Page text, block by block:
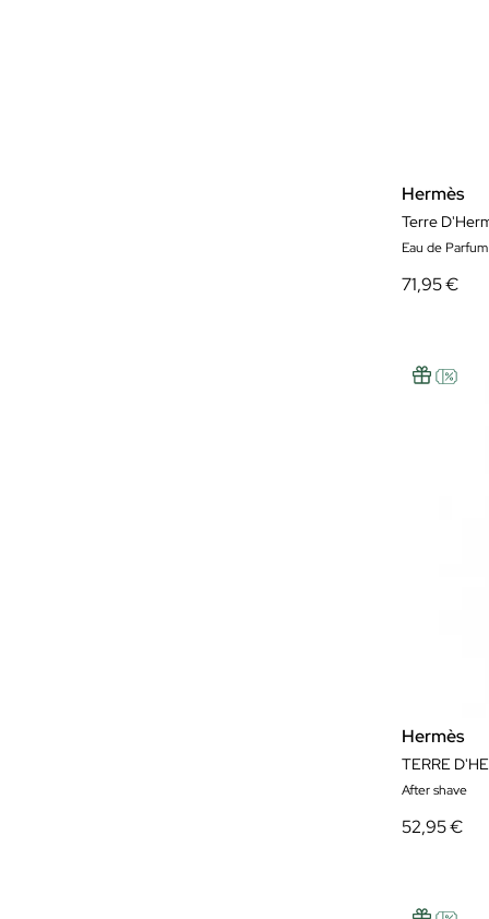
Hermès
Eau de
71,95 €
Hermès
After shave
52,95 €